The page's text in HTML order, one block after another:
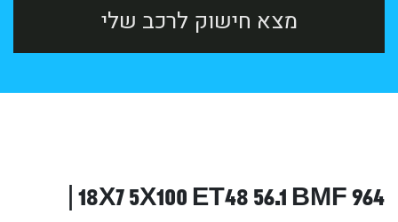
מצא חישוק לרכב שלי
964 18X7 5X100 ET48 56.1 BMF |